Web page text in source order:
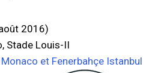
2016)
Stade Louis-II
et Fenerbahçe Istanbul